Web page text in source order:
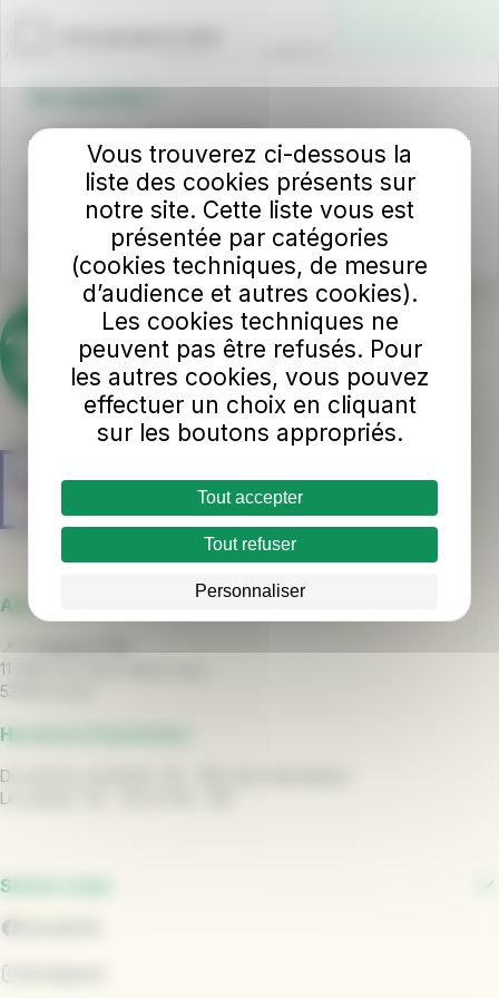
📞
Horaires d'ouverture
Du lundi au samedi : 8h - 18h sans interruption
Adresse
11 Allée du Vieux Saint Louis,
53000 Laval
Horaires d'ouverture
Du lundi au vendredi : 9h - 18h sans interruption
Le samedi : 9h - 12h et 14h - 18h
Suivez-nous
Vous trouverez ci-dessous la
liste des cookies présents sur
notre site. Cette liste vous est
présentée par catégories
(cookies techniques, de mesure
d’audience et autres cookies).
Les cookies techniques ne
peuvent pas être refusés. Pour
les autres cookies, vous pouvez
effectuer un choix en cliquant
sur les boutons appropriés.
Tout accepter
Tout refuser
Personnaliser